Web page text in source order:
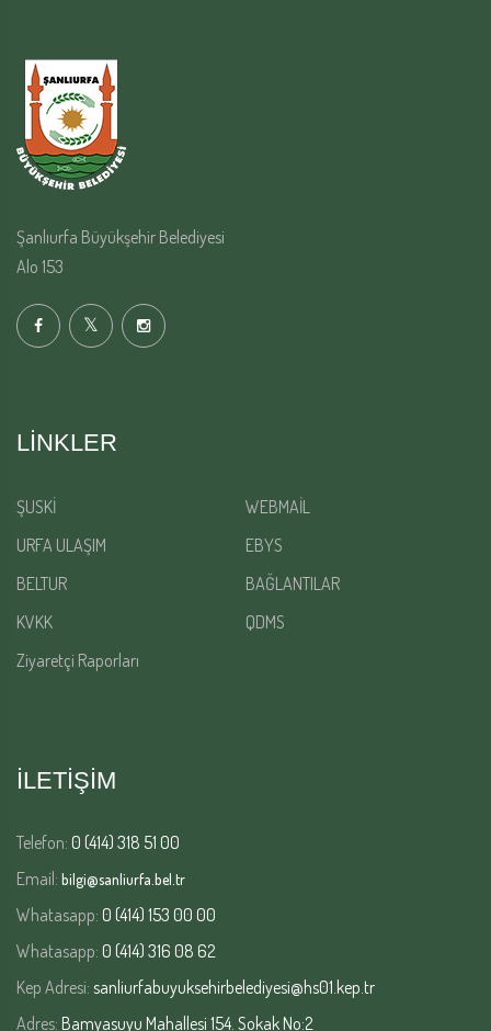
Şanlıurfa Büyükşehir Belediyesi
Alo 153
LINKLER
ŞUSKİ
WEBMAİL
URFA ULAŞIM
EBYS
BELTUR
BAĞLANTILAR
KVKK
QDMS
Ziyaretçi Raporları
İLETİŞİM
Telefon: 0 (414) 318 51 00
Email: bilgi@sanliurfa.bel.tr
Whatasapp: 0 (414) 153 00 00
Whatasapp: 0 (414) 316 08 62
Kep Adresi: sanliurfabuyuksehirbelediyesi@hs01.kep.tr
Adres: Bamyasuyu Mahallesi 154. Sokak No:2